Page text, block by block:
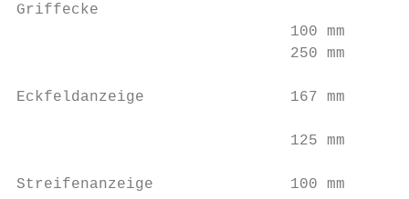
Griffecke
100 mm
250 mm
Eckfeldanzeige                167 mm
125 mm
Streifenanzeige               100 mm